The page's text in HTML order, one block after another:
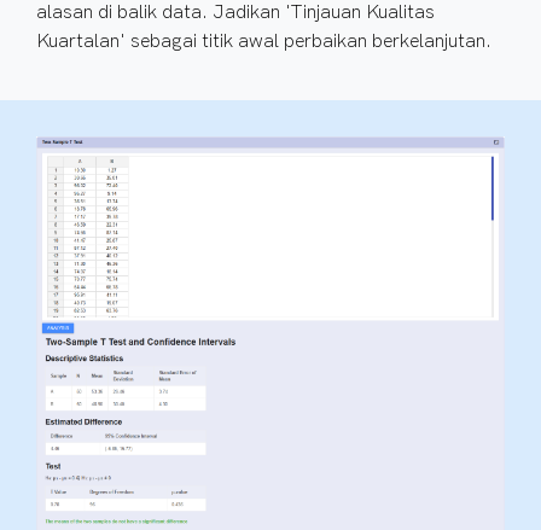
alasan di balik data. Jadikan 'Tinjauan Kualitas
Kuartalan' sebagai titik awal perbaikan berkelanjutan.